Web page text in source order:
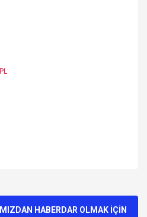
ederiz.
HABERDAR OLMAK İÇİN